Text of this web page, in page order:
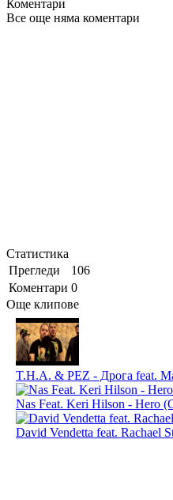
Коментари
Все още няма коментари
Статистика
Прегледи
106
Коментари 0
Още клипове
T.H.A. & PEZ - Дрога feat.
Nas Feat. Keri Hilson - Hero
David Vendetta feat.